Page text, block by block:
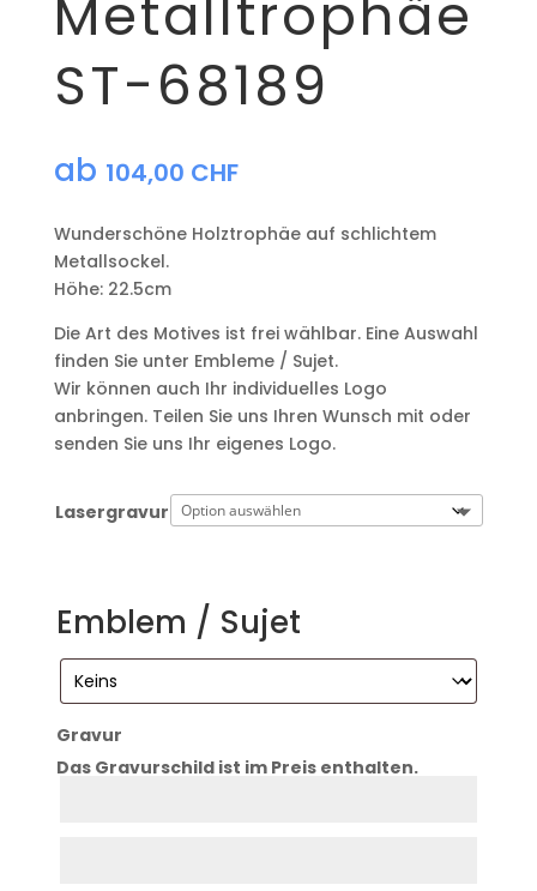
Metalltrophäe
ST-68189
ab 104,00 CHF
Wunderschöne Holztrophäe auf schlichtem
Metallsockel.
Höhe: 22.5cm
Die Art des Motives ist frei wählbar. Eine Auswahl
finden Sie unter Embleme / Sujet.
Wir können auch Ihr individuelles Logo
anbringen. Teilen Sie uns Ihren Wunsch mit oder
senden Sie uns Ihr eigenes Logo.
Lasergravur
Emblem / Sujet
Gravur
Das Gravurschild ist im Preis enthalten.